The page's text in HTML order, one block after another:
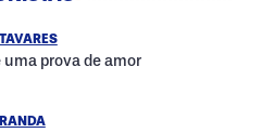
uma prova de amor